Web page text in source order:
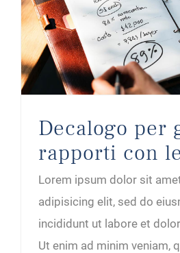
Decalogo per
rapporti con
Lorem ipsum dolor sit
adipisicing elit, sed do
incididunt ut labore et
Ut enim ad minim veniam,